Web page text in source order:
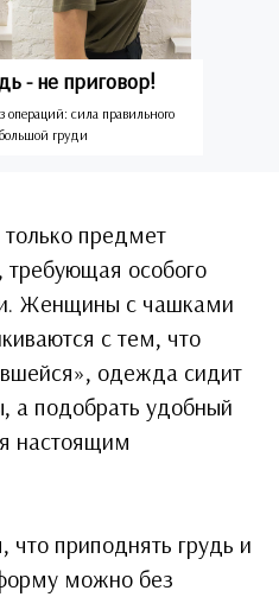
- не приговор!
операций: сила правильного
груди
предмет
требующая особого
Женщины с чашками
с тем, что
одежда сидит
а подобрать удобный
настоящим
приподнять грудь и
можно без